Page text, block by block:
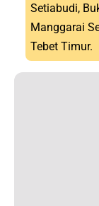
Setiabudi,
Manggarai
Tebet Timur.